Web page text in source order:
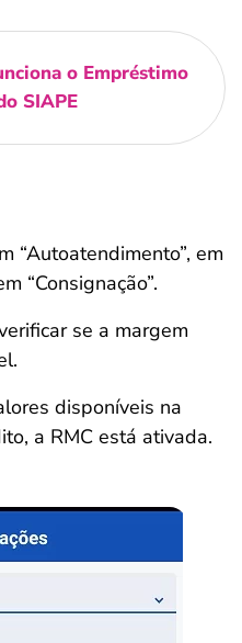
o Empréstimo
SIAPE
“Autoatendimento”, em
“Consignação”.
se a margem
disponíveis na
a RMC está ativada.